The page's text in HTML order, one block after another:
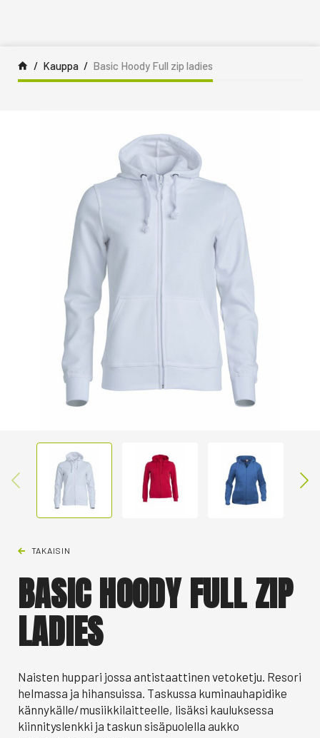
Kauppa Basic Hoody Full zip ladies
TAKAISIN
BASIC HOODY FULL ZIP
LADIES
Naisten huppari jossa antistaattinen vetoketju. Resori
helmassa ja hihansuissa. Taskussa kuminauhapidike
kännykälle/musiikkilaitteelle, lisäksi kauluksessa
kiinnityslenkki ja taskun sisäpuolella aukko